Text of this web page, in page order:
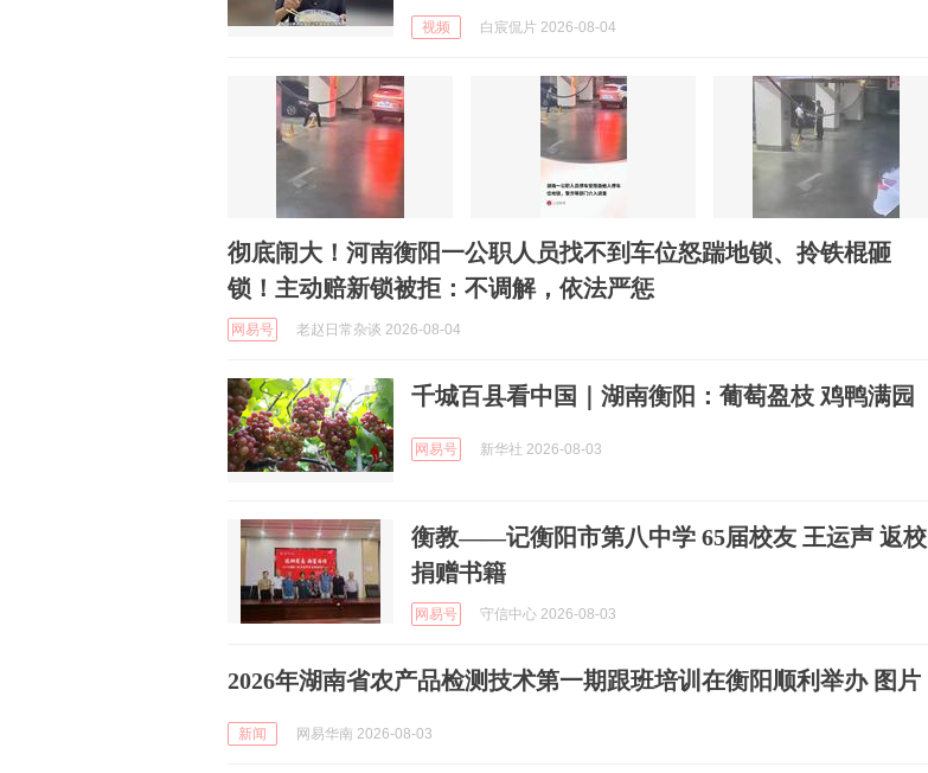
视频 白宸侃片 2026-08-04
彻底闹大！河南衡阳一公职人员找不到车位怒踹地锁、拎铁棍砸
锁！主动赔新锁被拒：不调解，依法严惩
网易号 老赵日常杂谈 2026-08-04
千城百县看中国｜湖南衡阳：葡萄盈枝 鸡鸭满园
网易号 新华社 2026-08-03
衡教——记衡阳市第八中学 65届校友 王运声 返校
捐赠书籍
网易号 守信中心 2026-08-03
2026年湖南省农产品检测技术第一期跟班培训在衡阳顺利举办 图片
新闻 网易华南 2026-08-03